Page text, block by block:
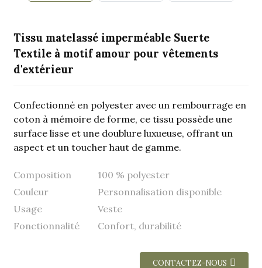
Tissu matelassé imperméable Suerte
Textile à motif amour pour vêtements
d'extérieur
Confectionné en polyester avec un rembourrage en
coton à mémoire de forme, ce tissu possède une
surface lisse et une doublure luxueuse, offrant un
aspect et un toucher haut de gamme.
Composition
100 % polyester
Couleur
Personnalisation disponible
Usage
Veste
Fonctionnalité
Confort, durabilité
CONTACTEZ-NOUS